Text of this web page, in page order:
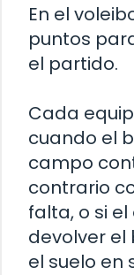
En el
puntos
el partido.
Cada
cuando el
campo
contrario
falta, o si
devolver el
el suelo en